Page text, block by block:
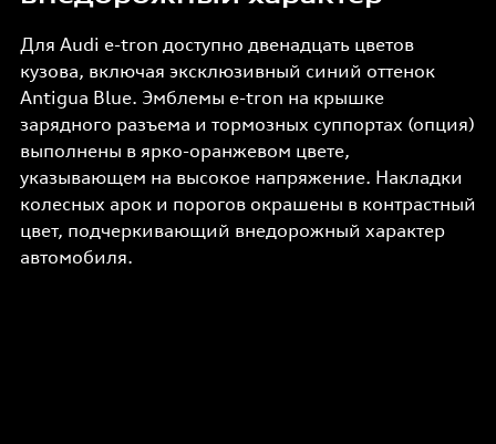
Для Audi e-tron доступно двенадцать цветов
кузова, включая эксклюзивный синий оттенок
Antigua Blue. Эмблемы e-tron на крышке
зарядного разъема и тормозных суппортах (опция)
выполнены в ярко-оранжевом цвете,
указывающем на высокое напряжение. Накладки
колесных арок и порогов окрашены в контрастный
цвет, подчеркивающий внедорожный характер
автомобиля.